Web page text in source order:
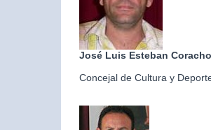
José Luis Esteban Coracho
Concejal de Cultura y